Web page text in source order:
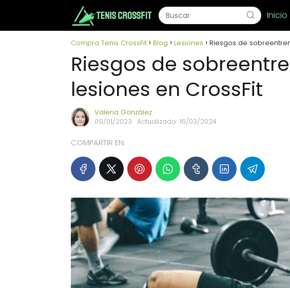
Inicio
Compra Tenis CrossFit Blog Lesiones Riesgos de
Riesgos de
lesiones en CrossFit
Valeria González
09/01/2023 · Actualizado: 16/03/2024
COMPARTIR EN: